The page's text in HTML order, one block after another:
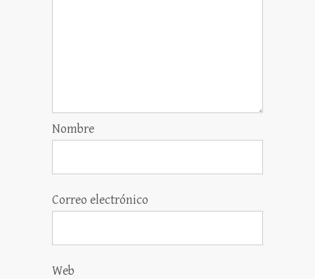
Nombre
Correo electrónico
Web